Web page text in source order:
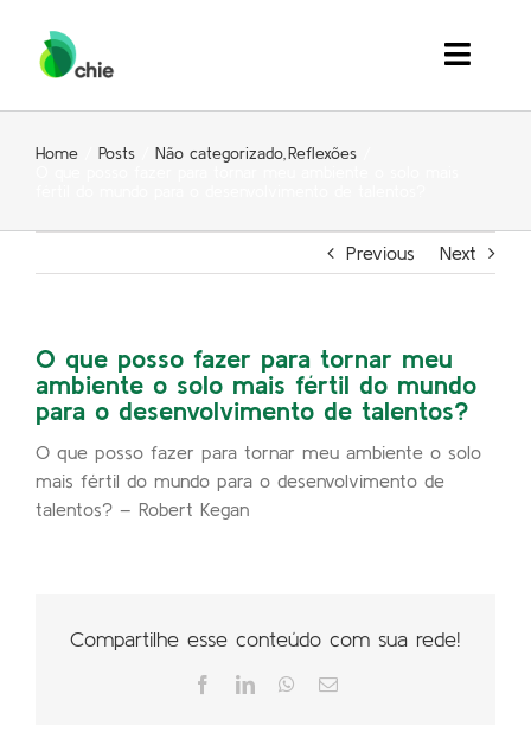
content
Toggle
Inspiração
Contato
Search
for:
Home Posts Não categorizado Reflexões
Previous Next
O que posso fazer para tornar meu
ambiente o solo mais fértil do mundo
para o desenvolvimento de talentos?
O que posso fazer para tornar meu ambiente o solo
mais fértil do mundo para o desenvolvimento de
talentos? – Robert Kegan
Compartilhe esse conteúdo com sua rede!
FacebookLinkedInWhatsApp
Email